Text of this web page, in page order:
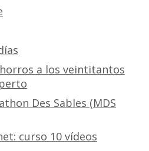
a los veintitantos
Des Sables (MDS
curso 10 vídeos